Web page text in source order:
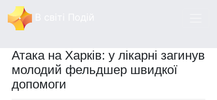
Атака на Харків: у лікарні загинув
молодий фельдшер швидкої
допомоги